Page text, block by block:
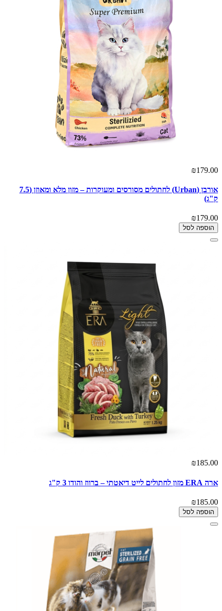
₪179.00
אורבן (Urban) לחתולים מסורסים ומעוקרות – מזון מלא ומאוזן (7.5
ק"ג)
₪179.00
הוספה לסל
₪185.00
ארה ERA מזון לחתולים לייט דיאטתי – ברווז והודו 3 ק"ג
₪185.00
הוספה לסל